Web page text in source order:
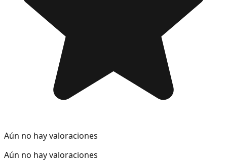
Aún no hay valoraciones
Aún no hay valoraciones